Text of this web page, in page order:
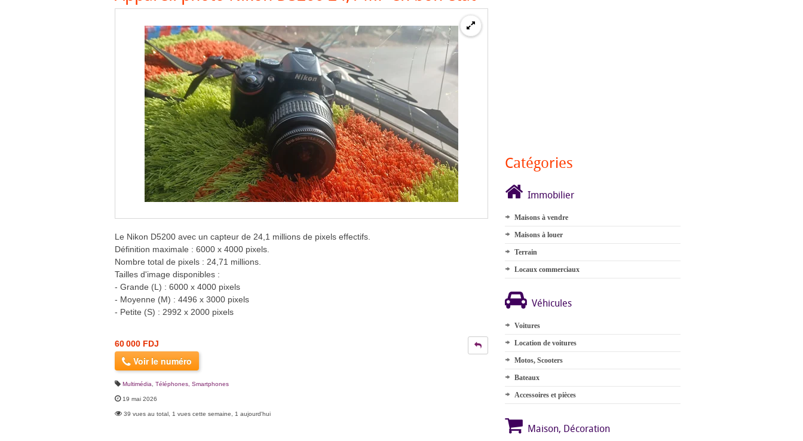
Le Nikon D5200 avec un capteur de 24,1 millions de pixels effectifs.
Définition maximale : 6000 x 4000 pixels.
Nombre total de pixels : 24,71 millions.
Tailles d'image disponibles :
- Grande (L) : 6000 x 4000 pixels
- Moyenne (M) : 4496 x 3000 pixels
- Petite (S) : 2992 x 2000 pixels
60 000 FDJ
Voir le numéro
Multimédia Téléphones, Smartphones
19 mai 2026
39 vues au total, 1 vues cette semaine, 1 aujourd'hui
Catégories
Immobilier
Maisons à vendre
Maisons à louer
Terrain
Locaux commerciaux
Véhicules
Voitures
Location de voitures
Motos, Scooters
Bateaux
Accessoires et pièces
Maison, Décoration